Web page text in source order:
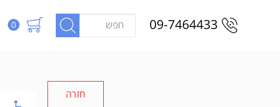
0 09-7464433
חזרה